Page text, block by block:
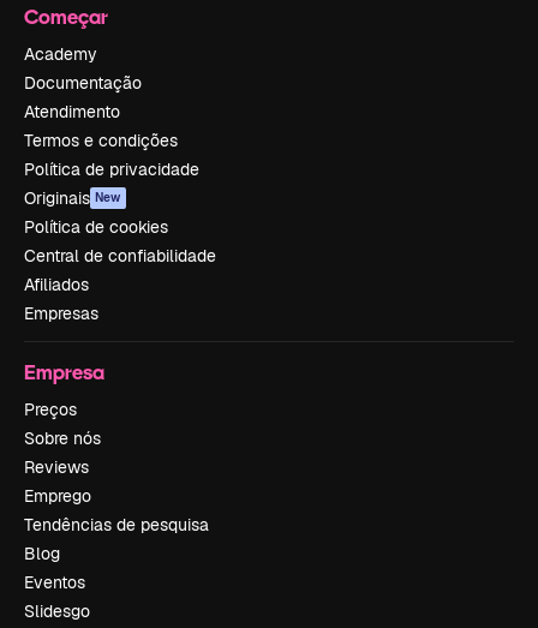
Começar
Academy
Documentação
Atendimento
Termos e condições
Política de privacidade
Originais New
Política de cookies
Central de confiabilidade
Afiliados
Empresas
Empresa
Preços
Sobre nós
Reviews
Emprego
Tendências de pesquisa
Blog
Eventos
Slidesgo